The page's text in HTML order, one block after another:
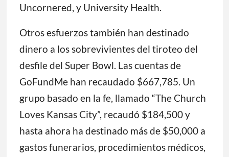
Uncornered, y University Health.
Otros esfuerzos también han destinado
dinero a los sobrevivientes del tiroteo del
desfile del Super Bowl. Las cuentas de
GoFundMe han recaudado $667,785. Un
grupo basado en la fe, llamado “The Church
Loves Kansas City”, recaudó $184,500 y
hasta ahora ha destinado más de $50,000 a
gastos funerarios, procedimientos médicos,